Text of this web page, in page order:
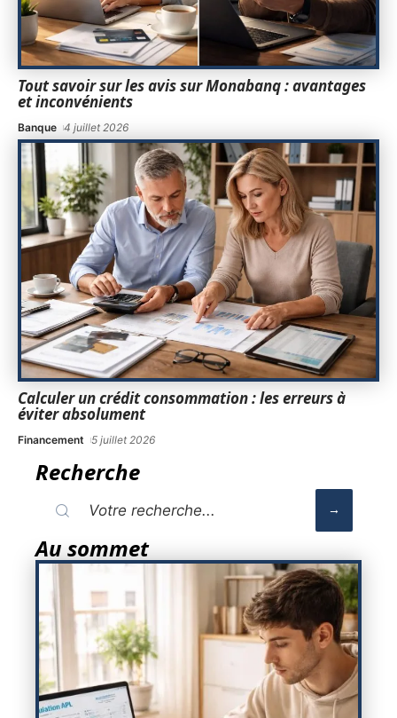
Tout savoir sur les avis sur Monabanq : avantages
et inconvénients
Banque 4 juillet 2026
Calculer un crédit consommation : les erreurs à
éviter absolument
Financement 5 juillet 2026
Recherche
Au sommet